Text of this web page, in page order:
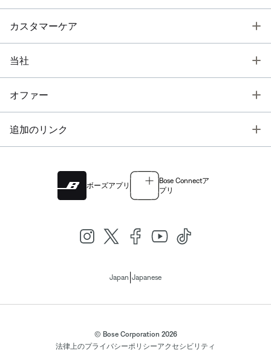
カスタマーケア
当社
オファー
追加のリンク
ボーズアプリ
Bose Connectア
プリ
Japan Japanese
© Bose Corporation 2026
法律上のプライバシーポリシーアクセシビリティ